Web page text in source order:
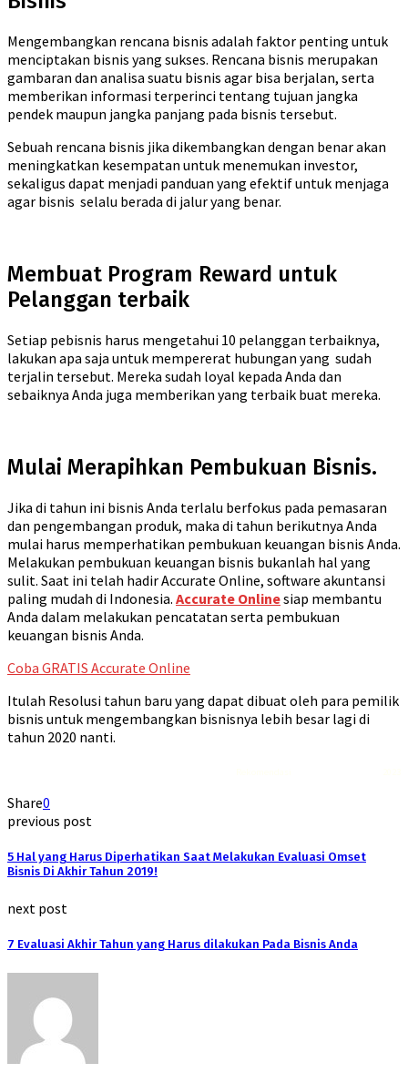
Mengembangkan rencana bisnis adalah faktor penting untuk
menciptakan bisnis yang sukses. Rencana bisnis merupakan
gambaran dan analisa suatu bisnis agar bisa berjalan, serta
memberikan informasi terperinci tentang tujuan jangka
pendek maupun jangka panjang pada bisnis tersebut.
Sebuah rencana bisnis jika dikembangkan dengan benar akan
meningkatkan kesempatan untuk menemukan investor,
sekaligus dapat menjadi panduan yang efektif untuk menjaga
agar bisnis selalu berada di jalur yang benar.
Membuat Program Reward untuk
Pelanggan terbaik
Setiap pebisnis harus mengetahui 10 pelanggan terbaiknya,
lakukan apa saja untuk mempererat hubungan yang sudah
terjalin tersebut. Mereka sudah loyal kepada Anda dan
sebaiknya Anda juga memberikan yang terbaik buat mereka.
Mulai Merapihkan Pembukuan Bisnis.
Jika di tahun ini bisnis Anda terlalu berfokus pada pemasaran
dan pengembangan produk, maka di tahun berikutnya Anda
mulai harus memperhatikan pembukuan keuangan bisnis Anda.
Melakukan pembukuan keuangan bisnis bukanlah hal yang
sulit. Saat ini telah hadir Accurate Online, software akuntansi
paling mudah di Indonesia. Accurate Onlinesiap membantu
Anda dalam melakukan pencatatan serta pembukuan
keuangan bisnis Anda.
Coba GRATIS Accurate Online
Itulah Resolusi tahun baru yang dapat dibuat oleh para pemilik
bisnis untuk mengembangkan bisnisnya lebih besar lagi di
tahun 2020 nanti.
Share0
previous post
5 Hal yang Harus Diperhatikan Saat Melakukan Evaluasi Omset
Bisnis Di Akhir Tahun 2019!
next post
7 Evaluasi Akhir Tahun yang Harus dilakukan Pada Bisnis Anda